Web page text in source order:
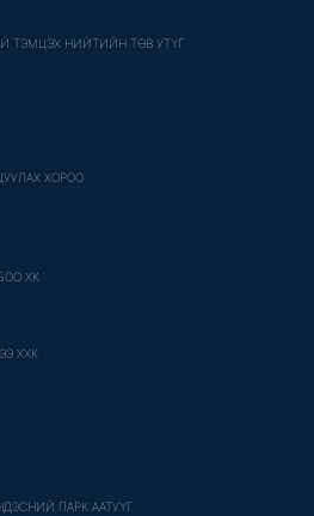
ТЭМЦЭХ НИЙТИЙН ТӨВ УТҮГ
ХОРОО
ХК
ХХК
ПАРК ААТУҮГ